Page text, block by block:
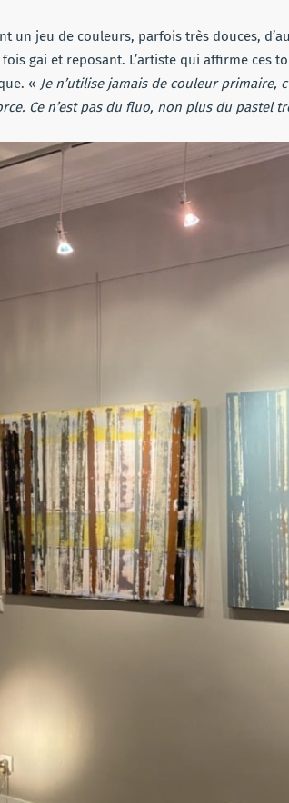
un jeu de couleurs, parfois très douces,
gai et reposant. L’artiste qui affirme ces
« Je n’utilise jamais de couleur primaire,
Ce n’est pas du fluo, non plus du pastel